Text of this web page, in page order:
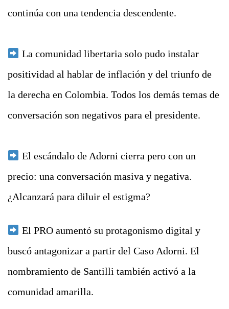
continúa con una tendencia descendente.
La comunidad libertaria solo pudo instalar
positividad al hablar de inflación y del triunfo de
la derecha en Colombia. Todos los demás temas de
conversación son negativos para el presidente.
El escándalo de Adorni cierra pero con un
precio: una conversación masiva y negativa.
¿Alcanzará para diluir el estigma?
El PRO aumentó su protagonismo digital y
buscó antagonizar a partir del Caso Adorni. El
nombramiento de Santilli también activó a la
comunidad amarilla.